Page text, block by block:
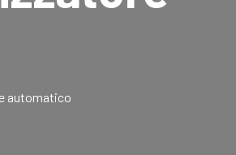
automatico